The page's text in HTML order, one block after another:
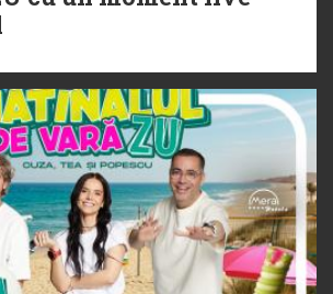
Morar: Theo Rose -